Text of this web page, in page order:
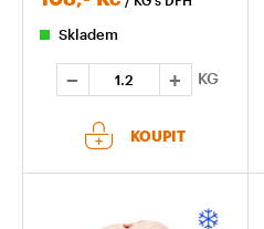
Skladem
KG
KOUPIT